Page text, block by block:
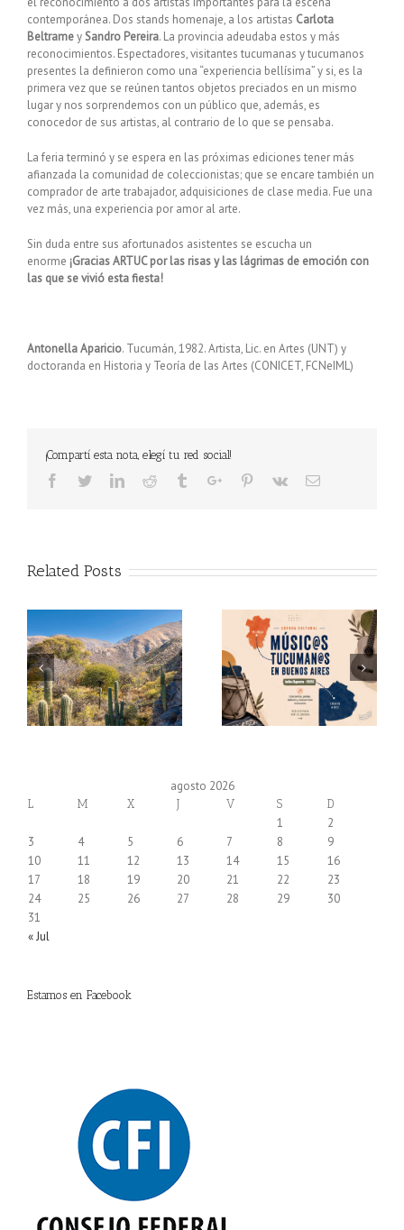
contemporánea. Dos stands homenaje, a los artistas Carlota
Beltramey Sandro Pereira. La provincia adeudaba estos y más
reconocimientos. Espectadores, visitantes tucumanas y tucumanos
presentes la definieron como una “experiencia bellísima” y si, es la
primera vez que se reúnen tantos objetos preciados en un mismo
lugar y nos sorprendemos con un público que, además, es
conocedor de sus artistas, al contrario de lo que se pensaba.
La feria terminó y se espera en las próximas ediciones tener más
afianzada la comunidad de coleccionistas; que se encare también un
comprador de arte trabajador, adquisiciones de clase media. Fue una
vez más, una experiencia por amor al arte.
Sin duda entre sus afortunados asistentes se escucha un
enorme ¡Gracias ARTUC por las risas y las lágrimas de emoción con
las que se vivió esta fiesta!
Antonella Aparicio. Tucumán, 1982. Artista, Lic. en Artes (UNT) y
doctoranda en Historia y Teoría de las Artes (CONICET, FCNeIML)
¡Compartí esta nota, elegí tu red social!
Facebook
TwitterLinkedinReddit TumblrGoogle+Pinterest
Vk Email
Related Posts
agosto 2026
L M X J V S D
« Jul
1
2
3
4 5 6 7 8
9
10
11 12 13 14 15
16
17
18 19 20 21 22
23
24
25 26 27 28 29
30
31
Estamos en Facebook